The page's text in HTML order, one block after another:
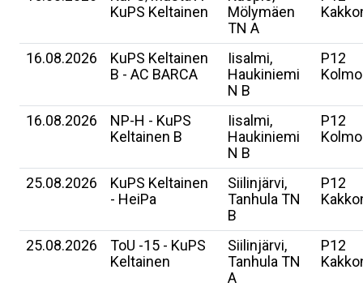
KuPS Keltainen
Mölymäen
TN A
16.08.2026
KuPS Keltainen
B - AC BARCA
Iisalmi,
Haukiniemi
N B
P12
16.08.2026
NP-H - KuPS
Keltainen B
Iisalmi,
Haukiniemi
N B
P12
25.08.2026
KuPS Keltainen
- HeiPa
Siilinjärvi,
Tanhula TN
B
P12
25.08.2026
ToU -15 - KuPS
Keltainen
Siilinjärvi,
Tanhula TN
A
P12